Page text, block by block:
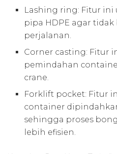
Lashing ring: Fitur
pipa HDPE agar tidak
perjalanan.
Corner casting: Fitur
pemindahan
crane.
Forklift pocket: Fitur
container
sehingga proses
lebih efisien.